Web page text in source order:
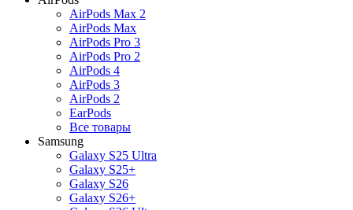
AirPods Max 2
AirPods Max
AirPods Pro 3
AirPods Pro 2
AirPods 4
AirPods 3
AirPods 2
EarPods
Все товары
Samsung
Galaxy S25 Ultra
Galaxy S25+
Galaxy S26
Galaxy S26+